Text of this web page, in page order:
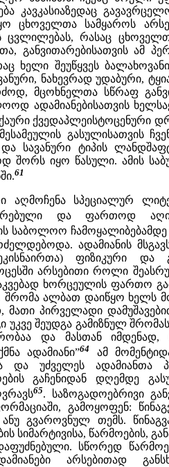
კავკასიაზედაც
ცხოველთა სამყაროს
ცვლილებას, რასაც
განვითარებისათვის ამ
ხელი შეუწყვეს
ნახევრად უდაბური,
მცოხნელთა სწრაფ
ადამიანებისათვის
ქვედაპლეისტოცენური
გასულისათვის
და სავანური ტიპის
შორს იყო წასული. ამის
61
აღმოჩენა სპეციალურ
და ფართოდ
საბოლოო ჩამოყალიბებამდე
ადამიანის მსგავს
ფიზიკური და
არსებითი როლი
ხორცეულის ფართო
შრომა ალბათ დაიწყო
მათი პირველადი
უკვე შეუდგა გამიზნულ
და მასთან იმდენად,
ადამიანი”64
ამ
და უძველეს ადამიანთა
გაჩენიდან დღემდე
65. საზოგადოებრივი
გამოყოფენ:
გვაროვნულ თემს.
სიმარტივისა, წარმოების,
სწორედ
არსებითად